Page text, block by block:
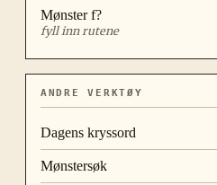
Mønsterf?
fyll inn rutene
ANDRE VERKTØY
Dagens kryssord
Mønstersøk